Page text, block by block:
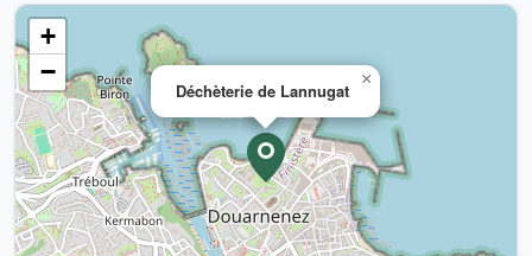
Déchèterie de Lannugat
×
+
−